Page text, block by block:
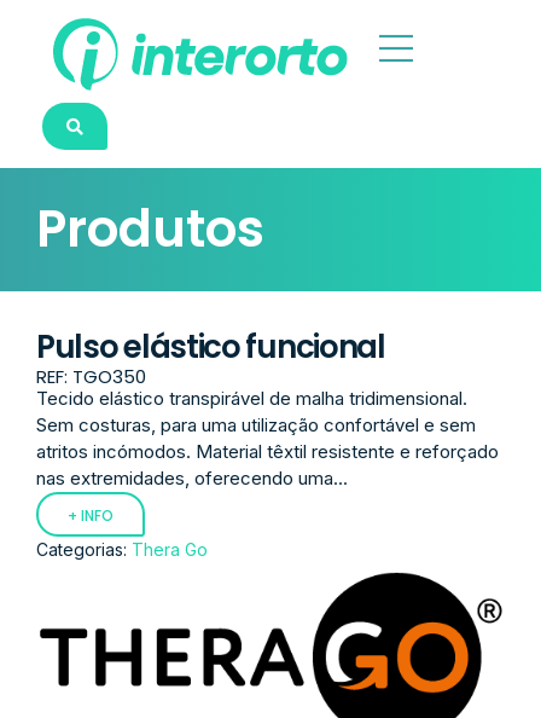
Produtos
Pulso elástico funcional
REF: TGO350
Tecido elástico transpirável de malha tridimensional.
Sem costuras, para uma utilização confortável e sem
atritos incómodos. Material têxtil resistente e reforçado
nas extremidades, oferecendo uma...
+ INFO
Categorias: Thera Go